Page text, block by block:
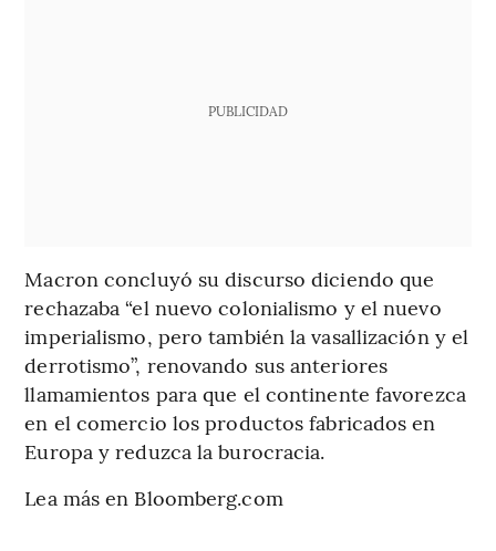
PUBLICIDAD
Macron concluyó su discurso diciendo que
rechazaba “el nuevo colonialismo y el nuevo
imperialismo, pero también la vasallización y el
derrotismo”, renovando sus anteriores
llamamientos para que el continente favorezca
en el comercio los productos fabricados en
Europa y reduzca la burocracia.
Lea más en Bloomberg.com